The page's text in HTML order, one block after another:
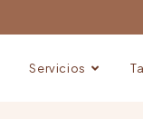
Servicios